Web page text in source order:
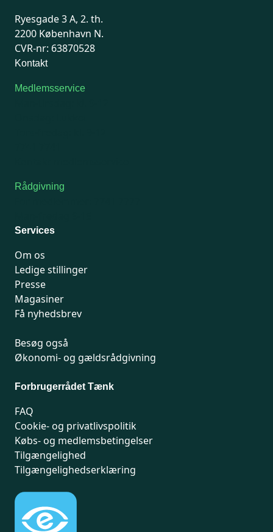
Ryesgade 3 A, 2. th.
2200 København N.
CVR-nr: 63870528
Kontakt
Medlemsservice
Rådgivning
Services
Om os
Ledige stillinger
Presse
Magasiner
Få nyhedsbrev
Besøg også
Økonomi- og gældsrådgivning
Forbrugerrådet Tænk
FAQ
Cookie- og privatlivspolitik
Købs- og medlemsbetingelser
Tilgængelighed
Tilgængelighedserklæring